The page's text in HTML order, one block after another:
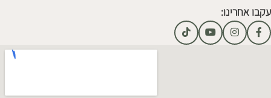
עקבו אחרינו: